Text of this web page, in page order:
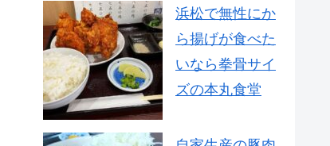
浜松で無性にか
ら揚げが食べた
いなら拳骨サイ
ズの本丸食堂